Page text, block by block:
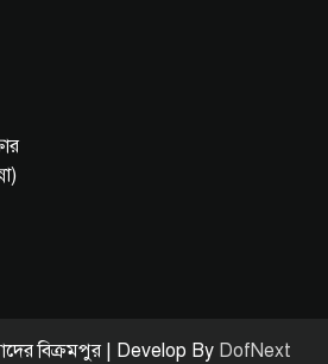
বিক্রমপুর | Develop By DofNext